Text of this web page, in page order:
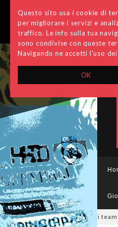
OK
Questo sito usa i cookie di
per migliorare i servizi e
traffico. Le info sulla tua
sono condivise con queste
Navigando ne accetti l'uso
sono 14 i team ai